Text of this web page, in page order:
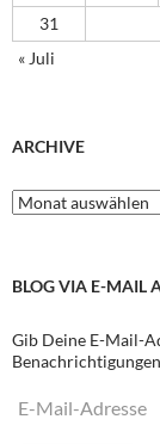
31
« Juli
ARCHIVE
Archive
BLOG VIA E-MAIL
Gib Deine E-Mail-
E-